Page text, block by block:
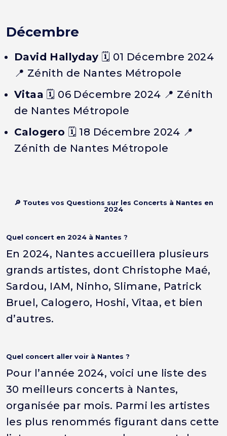
Décembre
David Hallyday 🗓️ 01 Décembre 2024
📍 Zénith de Nantes Métropole
Vitaa 🗓️ 06 Décembre 2024 📍 Zénith
de Nantes Métropole
Calogero 🗓️ 18 Décembre 2024 📍
Zénith de Nantes Métropole
🔎 Toutes vos Questions sur les Concerts à Nantes en
2024
Quel concert en 2024 à Nantes ?
En 2024, Nantes accueillera plusieurs
grands artistes, dont Christophe Maé,
Sardou, IAM, Ninho, Slimane, Patrick
Bruel, Calogero, Hoshi, Vitaa, et bien
d’autres.
Quel concert aller voir à Nantes ?
Pour l’année 2024, voici une liste des
30 meilleurs concerts à Nantes,
organisée par mois. Parmi les artistes
les plus renommés figurant dans cette